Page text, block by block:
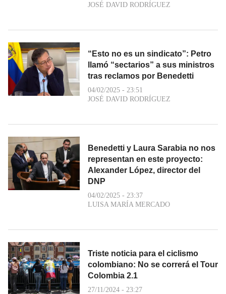
JOSÉ DAVID RODRÍGUEZ
“Esto no es un sindicato”: Petro
llamó “sectarios” a sus ministros
tras reclamos por Benedetti
04/02/2025 - 23:51
JOSÉ DAVID RODRÍGUEZ
Benedetti y Laura Sarabia no nos
representan en este proyecto:
Alexander López, director del
DNP
04/02/2025 - 23:37
LUISA MARÍA MERCADO
Triste noticia para el ciclismo
colombiano: No se correrá el Tour
Colombia 2.1
27/11/2024 - 23:27